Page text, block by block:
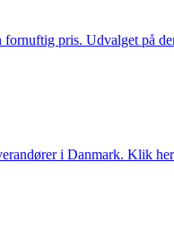
pris. Udvalget på
i Danmark. Klik